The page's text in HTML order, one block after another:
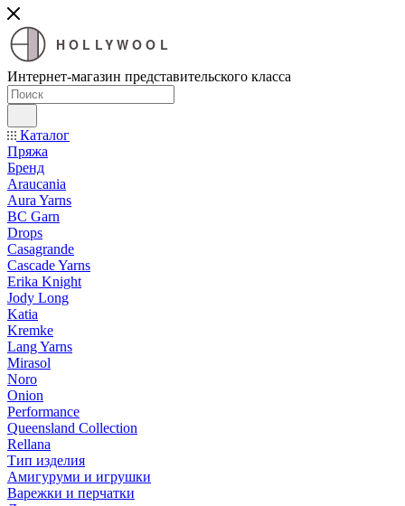
HOLLYWOOL
Интернет-магазин представительского класса
Каталог
Пряжа
Бренд
Araucania
Aura Yarns
BC Garn
Drops
Casagrande
Cascade Yarns
Erika Knight
Jody Long
Katia
Kremke
Lang Yarns
Mirasol
Noro
Onion
Performance
Queensland Collection
Rellana
Тип изделия
Амигуруми и игрушки
Варежки и перчатки